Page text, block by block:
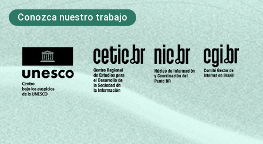
Conozca nuestro trabajo